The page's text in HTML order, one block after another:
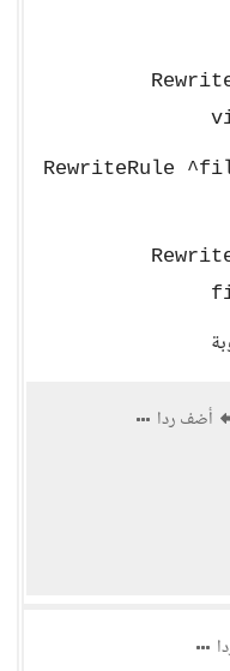
RewriteRule
أضف ردا